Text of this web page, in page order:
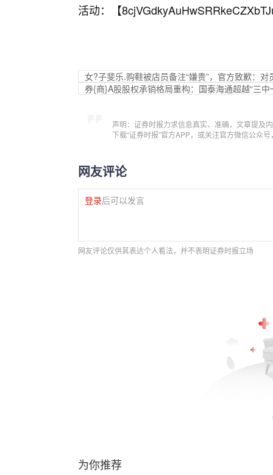
活动：【
女?子斐乐.购鞋被店员备注“嫌贵”，官方致歉：对
券{商}A股股权承销格局重构：国泰海通超越“三中
声明：证券时报力求信息真实、准确，文章提及
下载“证券时报”官方APP，或关注官方微信公众
网友评论
登录后可以发言
网友评论仅供其表达个人看法，并不表明证券时报立场
为你推荐